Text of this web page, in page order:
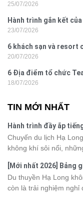
25/07/2026
Hành trình gắn kết
Yên
23/07/2026
6 khách sạn và resort
nghi
20/07/2026
6 Địa điểm tổ chức
18/07/2026
TIN MỚI NHẤT
Hành trình đầy ắp
Chuyến du lịch Hạ
không khí sôi nổi,
phút giây đồng hành
tràn đầy cảm xúc và
[Mới nhất 2026] Bảng
Du thuyền Hạ Long
còn là trải nghiệm nghỉ